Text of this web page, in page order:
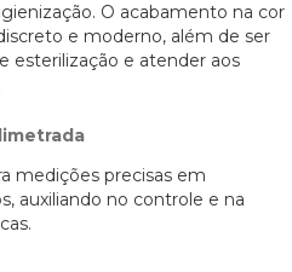
O acabamento na cor
e moderno, além de ser
esterilização e atender aos
medições precisas em
auxiliando no controle e na